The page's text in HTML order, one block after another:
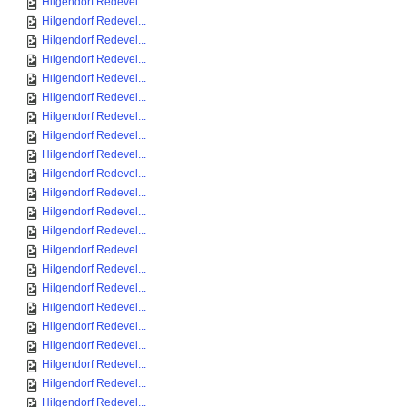
Hilgendorf Redevel...
Hilgendorf Redevel...
Hilgendorf Redevel...
Hilgendorf Redevel...
Hilgendorf Redevel...
Hilgendorf Redevel...
Hilgendorf Redevel...
Hilgendorf Redevel...
Hilgendorf Redevel...
Hilgendorf Redevel...
Hilgendorf Redevel...
Hilgendorf Redevel...
Hilgendorf Redevel...
Hilgendorf Redevel...
Hilgendorf Redevel...
Hilgendorf Redevel...
Hilgendorf Redevel...
Hilgendorf Redevel...
Hilgendorf Redevel...
Hilgendorf Redevel...
Hilgendorf Redevel...